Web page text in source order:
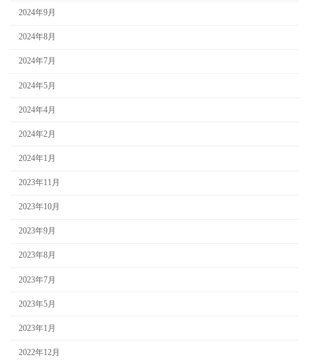
2024年9月
2024年8月
2024年7月
2024年5月
2024年4月
2024年2月
2024年1月
2023年11月
2023年10月
2023年9月
2023年8月
2023年7月
2023年5月
2023年1月
2022年12月